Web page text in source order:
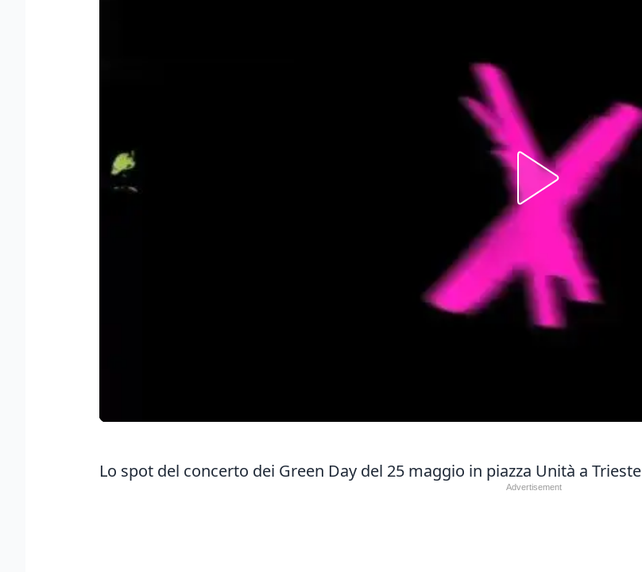
Lo spot del concerto dei Green Day del 25 maggio in piazza Unità a Trieste